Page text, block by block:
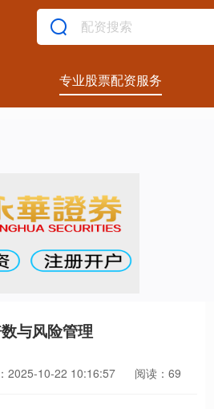
专业股票配资服务
与风险管理
2025-10-22 10:16:57 阅读：69